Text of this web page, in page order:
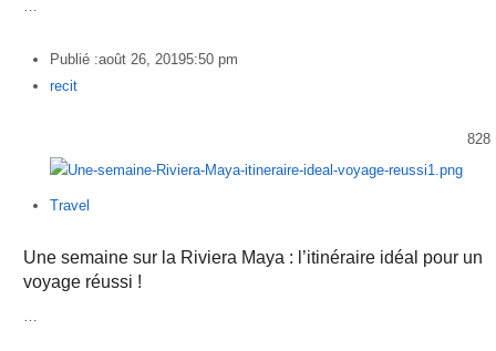
…
Publié :août 26, 20195:50 pm
Author
recit
828
Travel
Une semaine sur la Riviera Maya : l’itinéraire idéal pour un
voyage réussi !
…